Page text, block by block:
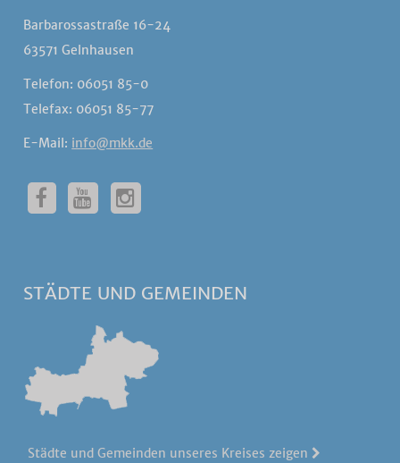
Barbarossastraße 16-24
63571 Gelnhausen
Telefon: 06051 85-0
Telefax: 06051 85-77
E-Mail: info@mkk.de
STÄDTE UND GEMEINDEN
Städte und Gemeinden unseres Kreises zeigen